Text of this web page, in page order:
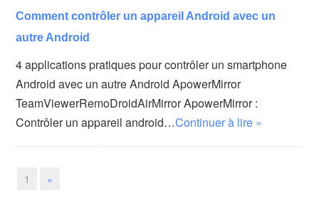
Comment contrôler un appareil Android avec un
autre Android
4 applications pratiques pour contrôler un smartphone
Android avec un autre Android ApowerMirror
TeamViewerRemoDroidAirMirror ApowerMirror :
Contrôler un appareil android…Continuer à lire »
1 »